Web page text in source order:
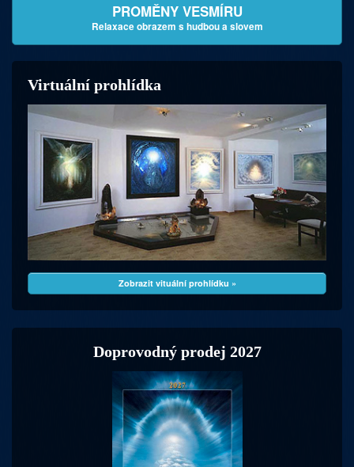
PROMĚNY VESMÍRU
Relaxace obrazem s hudbou a slovem
Virtuální prohlídka
Zobrazit vituální prohlídku »
Doprovodný prodej 2027